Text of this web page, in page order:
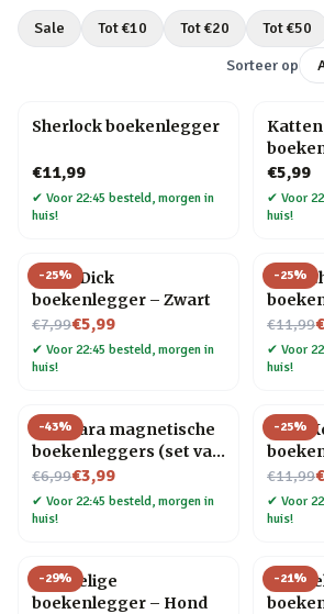
Sale Tot €10 Tot €20 Tot €50
Sorteer op
Sherlock boekenlegger
€11,99
✔ Voor 22:45 besteld, morgen in
huis!
4)
€5,99
✔ Voor
huis!
-25%
Moby Dick
boekenlegger – Zwart
€7,99
Nu voor€5,99
✔ Voor 22:45 besteld, morgen in
huis!
-25%
€11,99
Nu voor
✔ Voor
huis!
-43%
Capibara magnetische
boekenleggers (set van
4)
€6,99
Nu voor€3,99
✔ Voor 22:45 besteld, morgen in
huis!
-25%
King
€11,99
Nu voor
✔ Voor
huis!
-29%
Knuffelige
boekenlegger – Hond
-21%